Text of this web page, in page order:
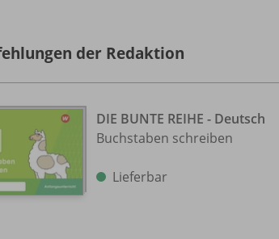
der Redaktion
DIE BUNTE REIHE - Deutsch
Buchstaben schreiben
Lieferbar